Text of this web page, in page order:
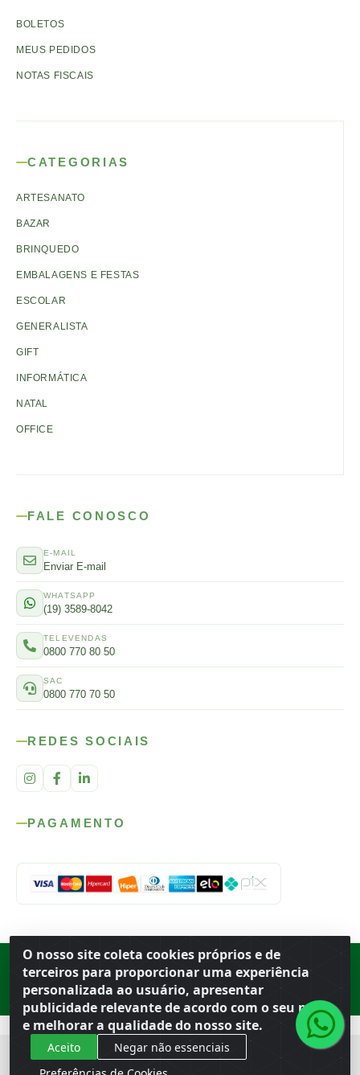
O nosso site coleta cookies próprios e de
terceiros para proporcionar uma experiência
personalizada ao usuário, apresentar
publicidade relevante de acordo com o seu perfil
e melhorar a qualidade do nosso site.
Aceito
Negar não essenciais
BOLETOS
MEUS PEDIDOS
NOTAS FISCAIS
CATEGORIAS
ARTESANATO
BAZAR
BRINQUEDO
EMBALAGENS E FESTAS
ESCOLAR
GENERALISTA
GIFT
INFORMÁTICA
NATAL
OFFICE
FALE CONOSCO
E-MAIL
Enviar E-mail
WHATSAPP
(19) 3589-8042
TELEVENDAS
0800 770 80 50
SAC
0800 770 70 50
REDES SOCIAIS
PAGAMENTO
Rod. SP-215, s/n, km 98 — Área Rural Porto Ferreira ·BR
· CEP
· CNPJ 56.679.863/0001-91
© 2026 Atacado Ideal